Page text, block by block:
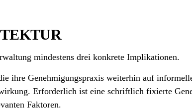
mindestens drei konkrete Implikationen.
ihre Genehmigungs­praxis weiterhin auf
Erforderlich ist eine schriftlich fixierte
Faktoren.